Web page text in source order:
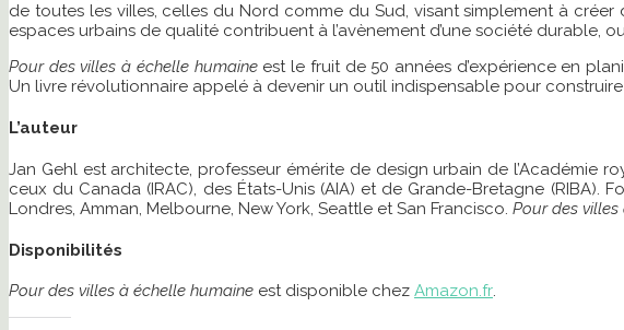
de toutes les viIles, celles du Nord comme du Sud, visant simplement à
espaces urbains de qualité contribuent à l’avènement d’une société durable,
Pour des villes à échelle humaineest le fruit de 50 années d’expérience en
Un livre révolutionnaire appelé à devenir un outil indispensable pour
L’auteur
Jan Gehl est architecte, professeur émérite de design urbain de l’Académie
ceux du Canada (IRAC), des États-Unis (AIA) et de Grande-Bretagne
Londres, Amman, Melbourne, New York, Seattle et San Francisco. Pour des
Disponibilités
Pour des villes à échelle humaine est disponible chez Amazon.fr.